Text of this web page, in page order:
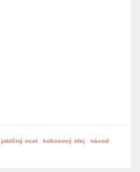
jablčný ocot kokosový olej
návod